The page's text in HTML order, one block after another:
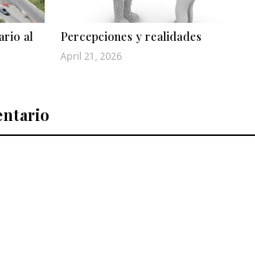
al
Percepciones y realidades
April 21, 2026